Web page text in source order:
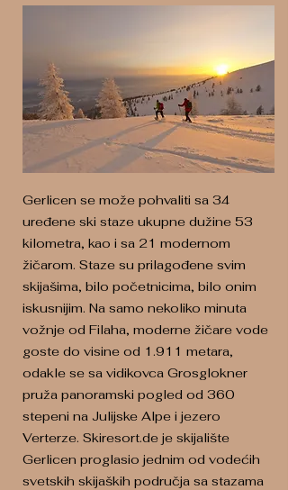
Gerlicen se može pohvaliti sa 34
uređene ski staze ukupne dužine 53
kilometra, kao i sa 21 modernom
žičarom. Staze su prilagođene svim
skijašima, bilo početnicima, bilo onim
iskusnijim. Na samo nekoliko minuta
vožnje od Filaha, moderne žičare vode
goste do visine od 1.911 metara,
odakle se sa vidikovca Grosglokner
pruža panoramski pogled od 360
stepeni na Julijske Alpe i jezero
Verterze. Skiresort.de je skijalište
Gerlicen proglasio jednim od vodećih
svetskih skijaških područja sa stazama